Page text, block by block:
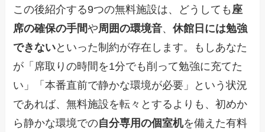
この後紹介する9つの無料施設は、どうしても 座
席の確保の手間や周囲の環境音、休館日には勉強
できないといった制約が存在します。もしあなた
が「席取りの時間を1分でも削って勉強に充てた
い」「本番直前で静かな環境が必要」という状況
であれば、無料施設を転々とするよりも、初めか
ら静かな環境での自分専用の個室机を備えた有料